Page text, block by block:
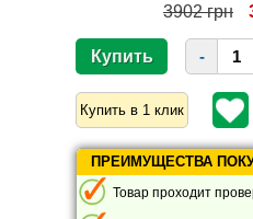
3902 грн
-
ПРЕИМУЩЕСТВА
Товар проходит